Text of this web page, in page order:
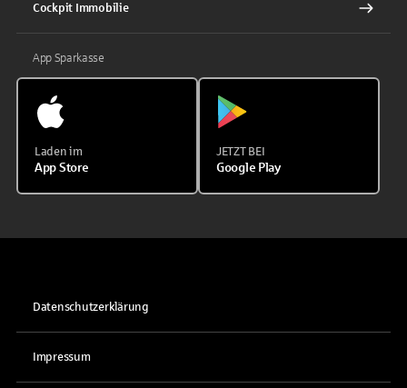
Cockpit Immobilie
App Sparkasse
Laden im
App Store
JETZT BEI
Google Play
Datenschutzerklärung
Impressum